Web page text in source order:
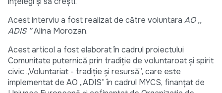
Acest interviu a fost realizat de către voluntara AO ,,
ADIS ”Alina Morozan.
Acest articol a fost elaborat în cadrul proiectului
Comunitate puternică prin tradiție de voluntaroat și spirit
civic „Voluntariat - tradiție și resursă”, care este
implementat de AO „ADIS” în cadrul MYCS, finanțat de